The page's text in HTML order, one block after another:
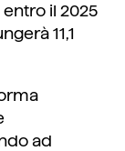
il 2025
11,1
ad